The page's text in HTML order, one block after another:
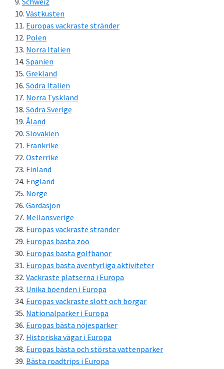
Västkusten
Europas vackraste stränder
Polen
Norra Italien
Spanien
Grekland
Södra Italien
Norra Tyskland
Södra Sverige
Åland
Slovakien
Frankrike
Österrike
Finland
England
Norge
Gardasjön
Mellansverige
Europas vackraste stränder
Europas bästa zoo
Europas bästa golfbanor
Europas bästa äventyrliga aktiviteter
Vackraste platserna i Europa
Unika boenden i Europa
Europas vackraste slott och borgar
Nationalparker i Europa
Europas bästa nöjesparker
Historiska vägar i Europa
Europas bästa och största vattenparker
Bästa roadtrips i Europa